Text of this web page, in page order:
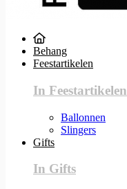
Behang
Feestartikelen
In Feestartikelen
Ballonnen
Slingers
Gifts
In Gifts